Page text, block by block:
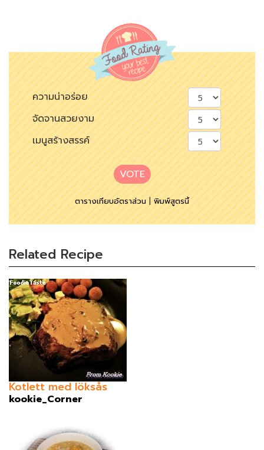
ความน่าอร่อย
จัดจานสวยงาม
เมนูสร้างสรรค์
VOTE
ตารางเทียบอัตราส่วน|พิมพ์สูตรนี้
Related Recipe
Kotlett med löksås
kookie_Corner